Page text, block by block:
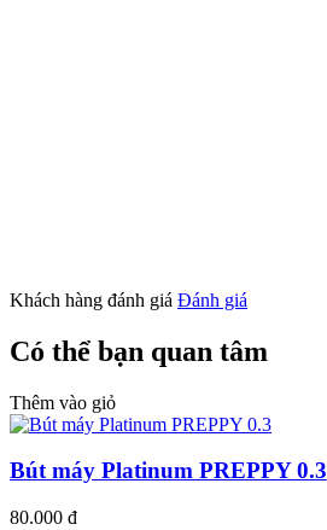
Khách hàng đánh giá Đánh giá
Có thể bạn quan tâm
Thêm vào giỏ
Bút máy Platinum PREPPY 0.3
80.000 đ